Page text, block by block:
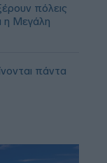
πόλεις
η Μεγάλη
πάντα